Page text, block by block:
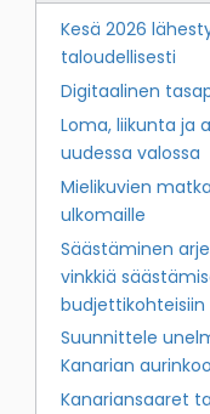
Kesä 2026
taloudellisesti
Digitaalinen
Loma, liikunta ja
uudessa valossa
Mielikuvien
ulkomaille
Säästäminen
vinkkiä
budjettikohteisiin
Suunnittele
Kanarian
Kanariansaaret